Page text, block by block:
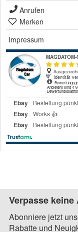
Anrufen
Merken
Impressum
Verpasse
Abonniere jetzt
Rabatte und